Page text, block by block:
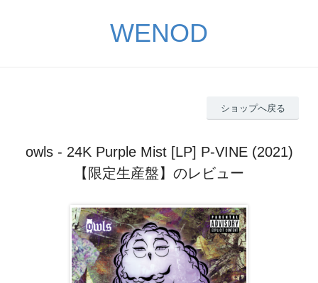
WENOD
ショップへ戻る
owls - 24K Purple Mist [LP] P-VINE (2021)
【限定生産盤】のレビュー